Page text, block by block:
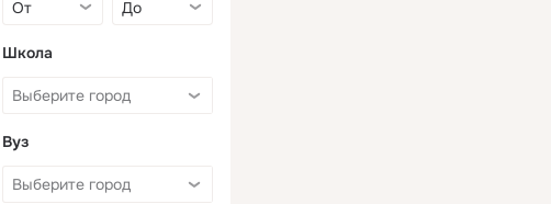
Школа
Вуз